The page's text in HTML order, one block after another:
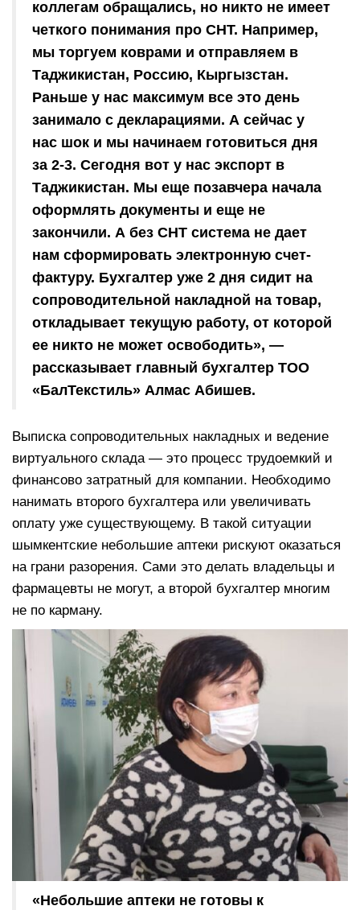
коллегам обращались, но никто не имеет
четкого понимания про СНТ. Например,
мы торгуем коврами и отправляем в
Таджикистан, Россию, Кыргызстан.
Раньше у нас максимум все это день
занимало с декларациями. А сейчас у
нас шок и мы начинаем готовиться дня
за 2-3. Сегодня вот у нас экспорт в
Таджикистан. Мы еще позавчера начала
оформлять документы и еще не
закончили. А без СНТ система не дает
нам сформировать электронную счет-
фактуру. Бухгалтер уже 2 дня сидит на
сопроводительной накладной на товар,
откладывает текущую работу, от которой
ее никто не может освободить», —
рассказывает главный бухгалтер ТОО
«БалТекстиль» Алмас Абишев.
Выписка сопроводительных накладных и ведение
виртуального склада — это процесс трудоемкий и
финансово затратный для компании. Необходимо
нанимать второго бухгалтера или увеличивать
оплату уже существующему. В такой ситуации
шымкентские небольшие аптеки рискуют оказаться
на грани разорения. Сами это делать владельцы и
фармацевты не могут, а второй бухгалтер многим
не по карману.
«Небольшие аптеки не готовы к